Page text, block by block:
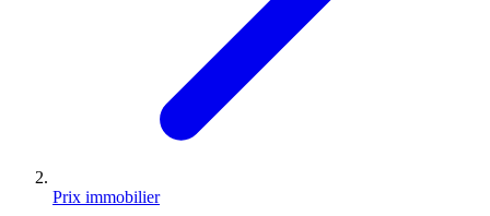
Prix immobilier